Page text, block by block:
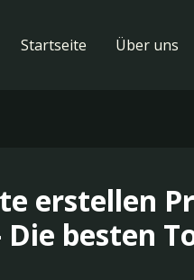
Startseite Über uns
erstellen
Die besten